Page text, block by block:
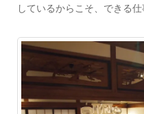
しているからこそ、できる